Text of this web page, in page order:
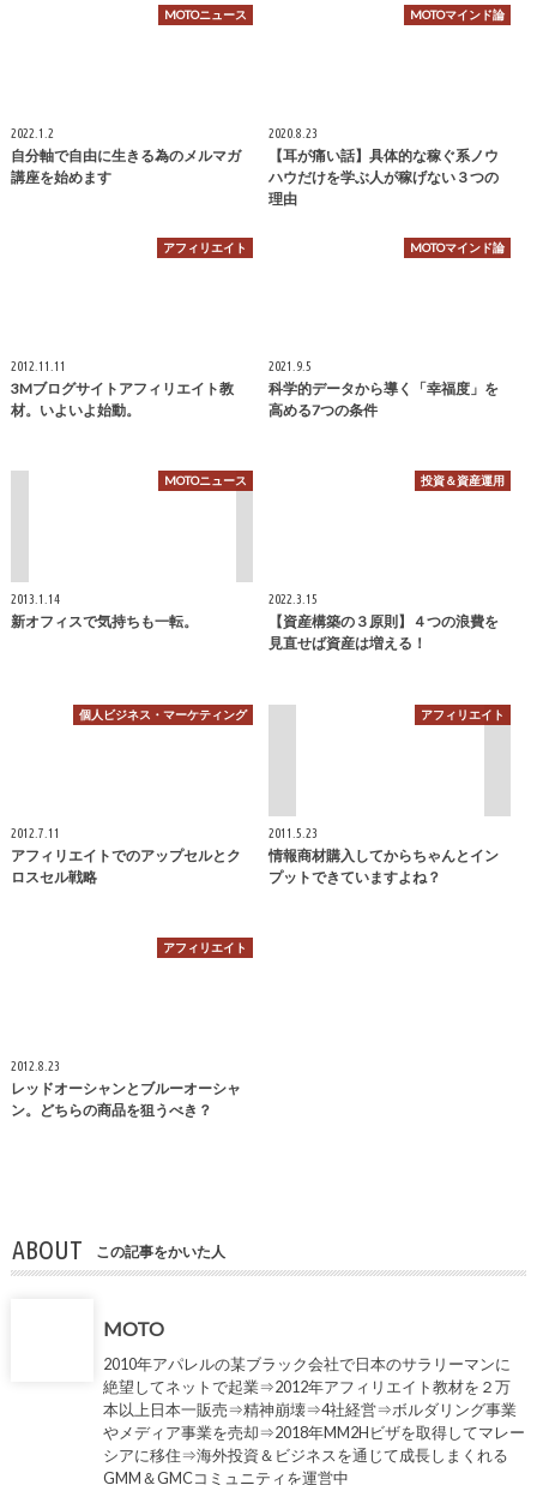
MOTOニュース
2022.1.2
自分軸で自由に生きる為のメルマガ
講座を始めます
MOTOマインド論
2020.8.23
【耳が痛い話】具体的な稼ぐ系ノウ
ハウだけを学ぶ人が稼げない３つの
理由
アフィリエイト
2012.11.11
3Mブログサイトアフィリエイト教
材。いよいよ始動。
MOTOマインド論
2021.9.5
科学的データから導く「幸福度」を
高める7つの条件
MOTOニュース
2013.1.14
新オフィスで気持ちも一転。
投資＆資産運用
2022.3.15
【資産構築の３原則】４つの浪費を
見直せば資産は増える！
個人ビジネス・マーケティング
2012.7.11
アフィリエイトでのアップセルとク
ロスセル戦略
アフィリエイト
2011.5.23
情報商材購入してからちゃんとイン
プットできていますよね？
アフィリエイト
2012.8.23
レッドオーシャンとブルーオーシャ
ン。どちらの商品を狙うべき？
ABOUT この記事をかいた人
MOTO
2010年アパレルの某ブラック会社で日本のサラリーマンに
絶望してネットで起業⇒2012年アフィリエイト教材を２万
本以上日本一販売⇒精神崩壊⇒4社経営⇒ボルダリング事業
やメディア事業を売却⇒2018年MM2Hビザを取得してマレー
シアに移住⇒海外投資＆ビジネスを通じて成長しまくれる
GMM＆GMCコミュニティを運営中